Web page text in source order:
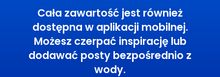
Cała zawartość jest również
dostępna w aplikacji mobilnej.
Możesz czerpać inspirację lub
dodawać posty bezpośrednio z
wody.